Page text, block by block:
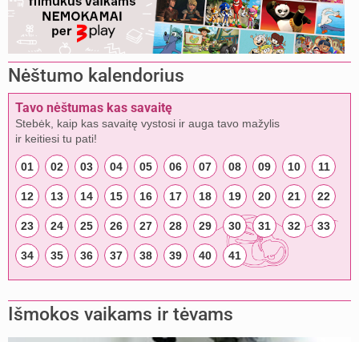
Nėštumo kalendorius
Tavo nėštumas kas savaitę
Stebėk, kaip kas savaitę vystosi ir auga tavo mažylis
ir keitiesi tu pati!
01 02 03 04 05 06 07 08 09 10 11
12 13 14 15 16 17 18 19 20 21 22
23 24 25 26 27 28 29 30 31 32 33
34 35 36 37 38 39 40 41
Išmokos vaikams ir tėvams